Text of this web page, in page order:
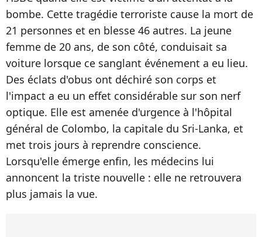
bombe. Cette tragédie terroriste cause la mort de
21 personnes et en blesse 46 autres. La jeune
femme de 20 ans, de son côté, conduisait sa
voiture lorsque ce sanglant événement a eu lieu.
Des éclats d'obus ont déchiré son corps et
l'impact a eu un effet considérable sur son nerf
optique. Elle est amenée d'urgence à l'hôpital
général de Colombo, la capitale du Sri-Lanka, et
met trois jours à reprendre conscience.
Lorsqu'elle émerge enfin, les médecins lui
annoncent la triste nouvelle : elle ne retrouvera
plus jamais la vue.